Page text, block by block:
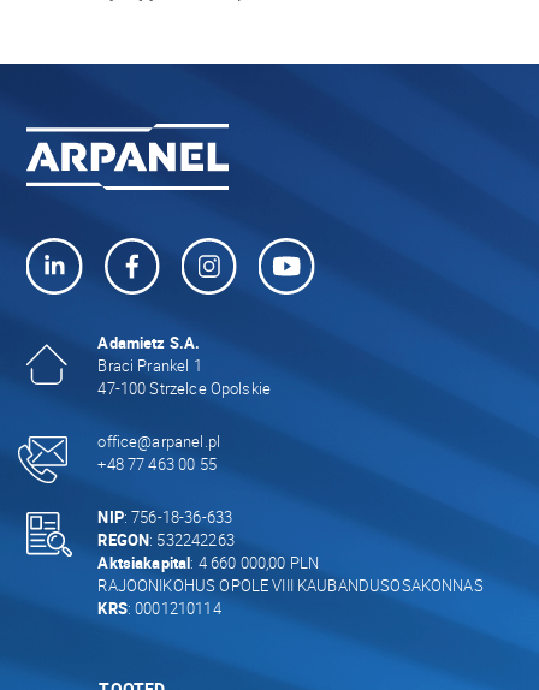
Adamietz S.A.
Braci Prankel 1
47-100 Strzelce Opolskie
office@arpanel.pl
+48 77 463 00 55
NIP: 756-18-36-633
REGON: 532242263
Aktsiakapital: 4 660 000,00 PLN
RAJOONIKOHUS OPOLE VIII KAUBANDUSOSAKONNAS
KRS: 0001210114